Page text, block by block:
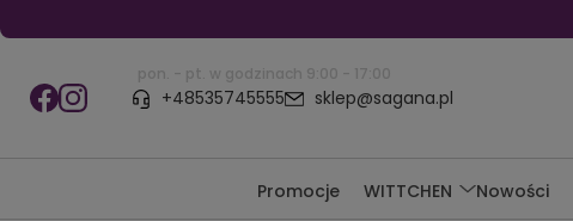
pon. - pt. w godzinach 9:00 - 17:00
+48535745555 sklep@sagana.pl
Promocje WITTCHEN Nowości